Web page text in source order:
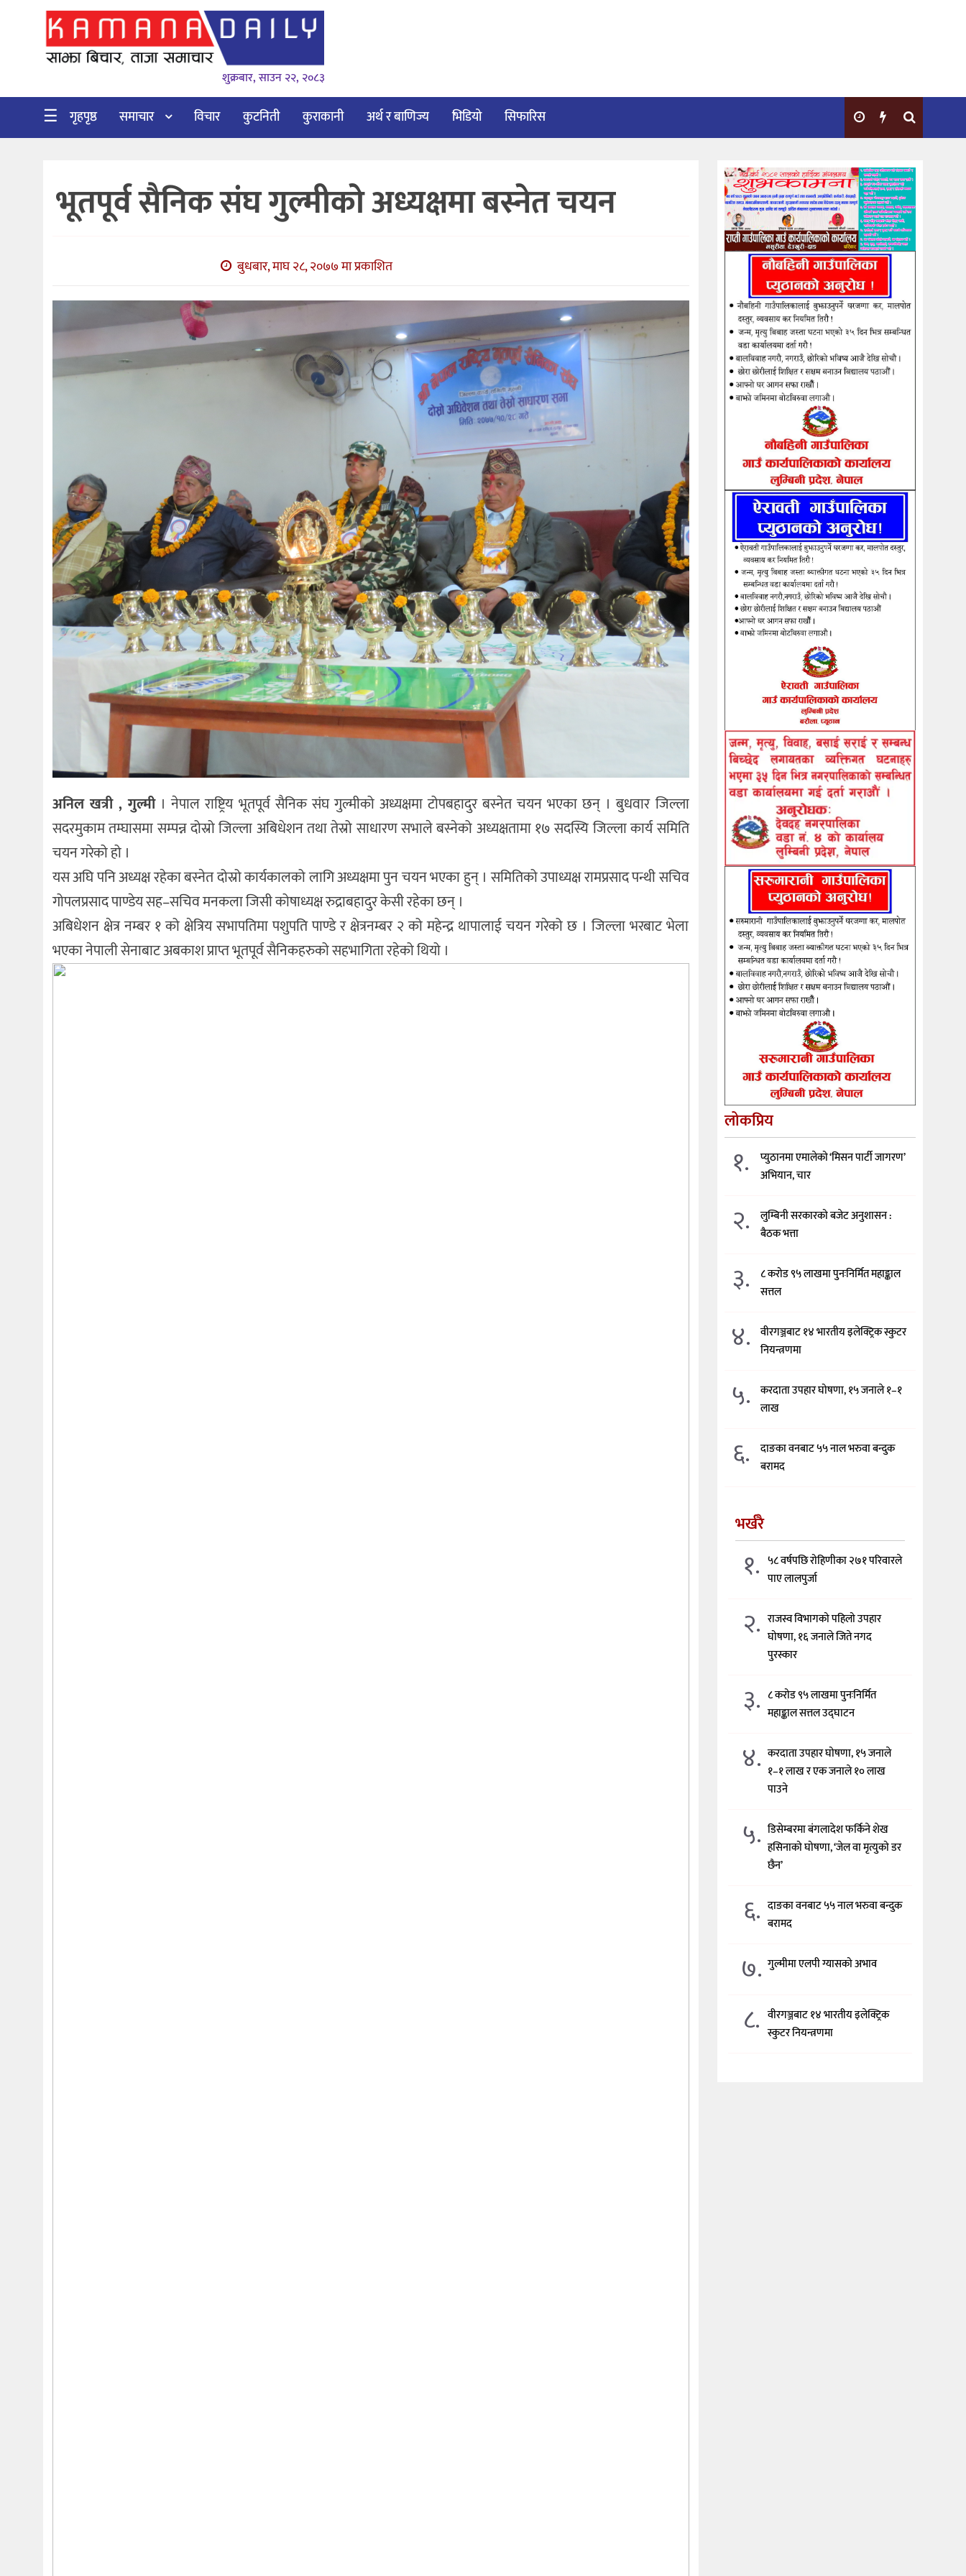
गृहपृष्ठ
विचार
कुटनिती
सिफारिस
शुक्रबार, साउन २२, २०८३
☰ गृहपृष्ठ समाचार विचार कुटनिती कुराकानी अर्थ र बाणिज्य भिडियो सिफारिस
भूतपूर्व सैनिक संघ गुल्मीको अध्यक्षमा बस्नेत चयन
बुधबार, माघ २८, २०७७ मा प्रकाशित
अनिल खत्री , गुल्मी। नेपाल राष्ट्रिय भूतपूर्व सैनिक संघ गुल्मीको अध्यक्षमा टोपबहादुर बस्नेत चयन भएका छन् । बुधवार जिल्ला
सदरमुकाम तम्घासमा सम्पन्न दोस्रो जिल्ला अबिधेशन तथा तेस्रो साधारण सभाले बस्नेको अध्यक्षतामा १७ सदस्यि जिल्ला कार्य समिति
चयन गरेको हो ।
यस अघि पनि अध्यक्ष रहेका बस्नेत दोस्रो कार्यकालको लागि अध्यक्षमा पुन चयन भएका हुन् । समितिको उपाध्यक्ष रामप्रसाद पन्थी सचिव
गोपलप्रसाद पाण्डेय सह–सचिव मनकला जिसी कोषाध्यक्ष रुद्राबहादुर केसी रहेका छन् ।
अबिधेशन क्षेत्र नम्बर १ को क्षेत्रिय सभापतिमा पशुपति पाण्डे र क्षेत्रनम्बर २ को महेन्द्र थापालाई चयन गरेको छ । जिल्ला भरबाट भेला
भएका नेपाली सेनाबाट अबकाश प्राप्त भूतपूर्व सैनिकहरुको सहभागिता रहेको थियो ।
लोकप्रिय
१.
प्युठानमा एमालेको ‘मिसन पार्टी जागरण’
अभियान, चार
२.
लुम्बिनी सरकारको बजेट अनुशासन :
बैठक भत्ता
३.
८ करोड ९५ लाखमा पुनःनिर्मित महाङ्काल
सत्तल
४.
वीरगञ्जबाट १४ भारतीय इलेक्ट्रिक स्कुटर
नियन्त्रणमा
५.
करदाता उपहार घोषणा, १५ जनाले १–१
लाख
६.
दाङका वनबाट ५५ नाल भरुवा बन्दुक
बरामद
भर्खरै
१. ५८ वर्षपछि रोहिणीका २७१ परिवारले
पाए लालपुर्जा
२. राजस्व विभागको पहिलो उपहार
घोषणा, १६ जनाले जिते नगद
पुरस्कार
३. ८ करोड ९५ लाखमा पुनःनिर्मित
महाङ्काल सत्तल उद्घाटन
४. करदाता उपहार घोषणा, १५ जनाले
१–१ लाख र एक जनाले १० लाख
पाउने
५. डिसेम्बरमा बंगलादेश फर्किने शेख
हसिनाको घोषणा, ‘जेल वा मृत्युको डर
छैन’
६. दाङका वनबाट ५५ नाल भरुवा बन्दुक
बरामद
७. गुल्मीमा एलपी ग्यासको अभाव
८. वीरगञ्जबाट १४ भारतीय इलेक्ट्रिक
स्कुटर नियन्त्रणमा